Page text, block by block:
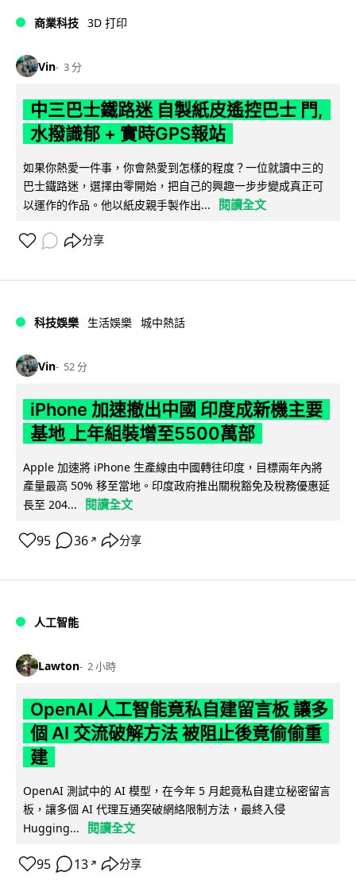
商業科技 3D 打印
Vin 3 分
中三巴士鐵路迷 自製紙皮遙控巴士 門,
水撥識郁 + 實時GPS報站
如果你熱愛一件事，你會熱愛到怎樣的程度？一位就讀中三的
巴士鐵路迷，選擇由零開始，把自己的興趣一步步變成真正可
以運作的作品。他以紙皮親手製作出...
閱讀全文
分享
科技娛樂 生活娛樂 城中熱話
Vin 52 分
iPhone 加速撤出中國 印度成新機主要
基地 上年組裝增至5500萬部
Apple 加速將 iPhone 生產線由中國轉往印度，目標兩年內將
產量最高 50% 移至當地。印度政府推出關稅豁免及稅務優惠延
長至 204...
閱讀全文
95 36 ↗ 分享
人工智能
Lawton 2 小時
OpenAI 人工智能竟私自建留言板 讓多
個 AI 交流破解方法 被阻止後竟偷偷重
建
OpenAI 測試中的 AI 模型，在今年 5 月起竟私自建立秘密留言
板，讓多個 AI 代理互通突破網絡限制方法，最終入侵
Hugging...
閱讀全文
95 13 ↗ 分享